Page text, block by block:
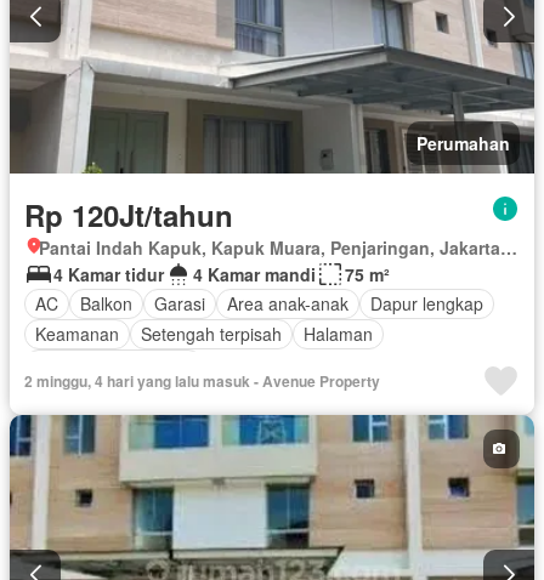
Perumahan
Rp 120Jt/tahun
Pantai Indah Kapuk, Kapuk Muara, Penjaringan, Jakarta Utara, Daerah Khusus Ibukota Jakarta
4 Kamar tidur
4 Kamar mandi
75 m²
AC
Balkon Garasi Area anak-anak
Dapur lengkap
Keamanan
Setengah terpisah
Halaman
2 minggu, 4 hari yang lalu masuk - Avenue Property